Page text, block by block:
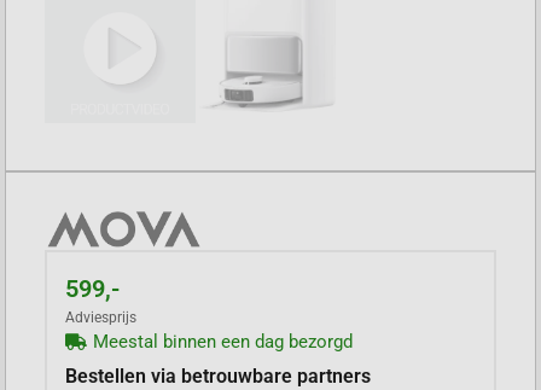
599,-
Adviesprijs
Meestal binnen een dag bezorgd
Bestellen via betrouwbare partners